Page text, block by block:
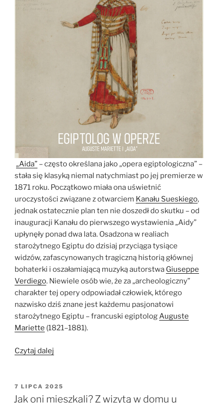
„Aida” – często określana jako „opera egiptologiczna” –
stała się klasyką niemal natychmiast po jej premierze w
1871 roku. Początkowo miała ona uświetnić
uroczystości związane z otwarciem Kanału Sueskiego,
jednak ostatecznie plan ten nie doszedł do skutku – od
inauguracji Kanału do pierwszego wystawienia „Aidy”
upłynęły ponad dwa lata. Osadzona w realiach
starożytnego Egiptu do dzisiaj przyciąga tysiące
widzów, zafascynowanych tragiczną historią głównej
bohaterki i oszałamiającą muzyką autorstwa Giuseppe
Verdiego. Niewiele osób wie, że za „archeologiczny”
charakter tej opery odpowiadał człowiek, którego
nazwisko dziś znane jest każdemu pasjonatowi
starożytnego Egiptu – francuski egiptologAuguste
Mariette (1821–1881).
Czytaj dalej
Auguste
Mariette
OPUBLIKOWANE
W
7 LIPCA 2025
Jak oni mieszkali? Z wizytą w domu u